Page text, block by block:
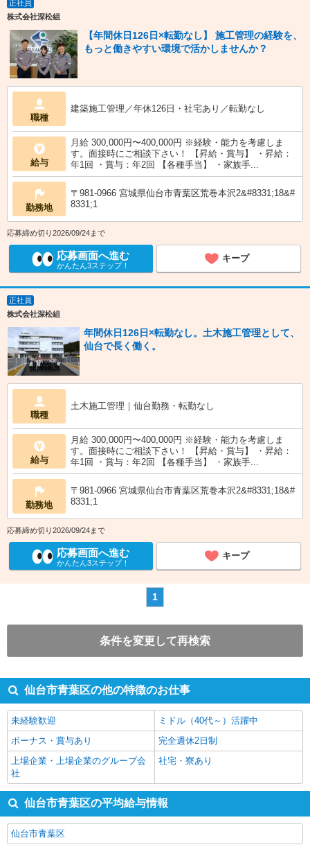
正社員
株式会社深松組
【年間休日126日×転勤なし】 施工管理の経験を、
もっと働きやすい環境で活かしませんか？
職種
建築施工管理／年休126日・社宅あり／転勤なし
給与
月給 300,000円〜400,000円 ※経験・能力を考慮しま
す。面接時にご相談下さい！ 【昇給・賞与】 ・昇給：
年1回 ・賞与：年2回 【各種手当】 ・家族手...
勤務地
〒981-0966 宮城県仙台市青葉区荒巻本沢2&#8331;18&#
8331;1
応募締め切り2026/09/24まで
応募画面へ進む
かんたん3ステップ！
キープ
正社員
株式会社深松組
年間休日126日×転勤なし。土木施工管理として、
仙台で長く働く。
職種
土木施工管理｜仙台勤務・転勤なし
給与
月給 300,000円〜400,000円 ※経験・能力を考慮しま
す。面接時にご相談下さい！ 【昇給・賞与】 ・昇給：
年1回 ・賞与：年2回 【各種手当】 ・家族手...
勤務地
〒981-0966 宮城県仙台市青葉区荒巻本沢2&#8331;18&#
8331;1
応募締め切り2026/09/24まで
応募画面へ進む
かんたん3ステップ！
キープ
1
条件を変更して再検索
仙台市青葉区の他の特徴のお仕事
未経験歓迎
ミドル（40代～）活躍中
ボーナス・賞与あり
完全週休2日制
上場企業・上場企業のグループ会
社
社宅・寮あり
仙台市青葉区の平均給与情報
仙台市青葉区